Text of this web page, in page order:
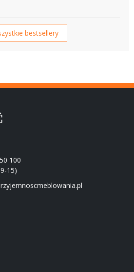
bestsellery
100
15)